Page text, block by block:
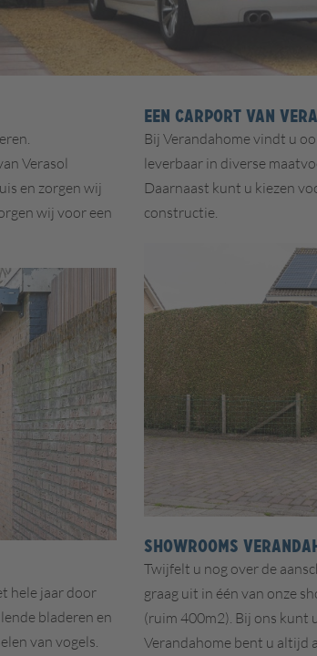
Verasol
en zorgen wij
wij voor een
hele jaar door
bladeren en
van vogels.
EEN CARPORT VAN
Bij Verandahome vindt u
leverbaar in diverse
Daarnaast kunt u kiezen
constructie.
SHOWROOMS
Twijfelt u nog over de
graag uit in één van onze
(ruim 400m2). Bij ons kunt
Verandahome bent u altijd